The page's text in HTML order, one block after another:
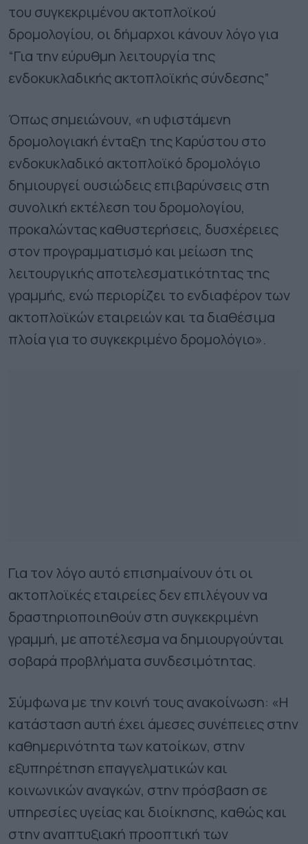
του συγκεκριμένου ακτοπλοϊκού
δρομολογίου, οι δήμαρχοι κάνουν λόγο για
“Για την εύρυθμη λειτουργία της
ενδοκυκλαδικής ακτοπλοϊκής σύνδεσης”
Όπως σημειώνουν, «η υφιστάμενη
δρομολογιακή ένταξη της Καρύστου στο
ενδοκυκλαδικό ακτοπλοϊκό δρομολόγιο
δημιουργεί ουσιώδεις επιβαρύνσεις στη
συνολική εκτέλεση του δρομολογίου,
προκαλώντας καθυστερήσεις, δυσχέρειες
στον προγραμματισμό και μείωση της
λειτουργικής αποτελεσματικότητας της
γραμμής, ενώ περιορίζει το ενδιαφέρον των
ακτοπλοϊκών εταιρειών και τα διαθέσιμα
πλοία για το συγκεκριμένο δρομολόγιο».
Για τον λόγο αυτό επισημαίνουν ότι οι
ακτοπλοϊκές εταιρείες δεν επιλέγουν να
δραστηριοποιηθούν στη συγκεκριμένη
γραμμή, με αποτέλεσμα να δημιουργούνται
σοβαρά προβλήματα συνδεσιμότητας.
Σύμφωνα με την κοινή τους ανακοίνωση: «Η
κατάσταση αυτή έχει άμεσες συνέπειες στην
καθημερινότητα των κατοίκων, στην
εξυπηρέτηση επαγγελματικών και
κοινωνικών αναγκών, στην πρόσβαση σε
υπηρεσίες υγείας και διοίκησης, καθώς και
στην αναπτυξιακή προοπτική των